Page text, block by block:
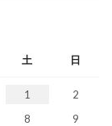
土 日
1
2
8
9